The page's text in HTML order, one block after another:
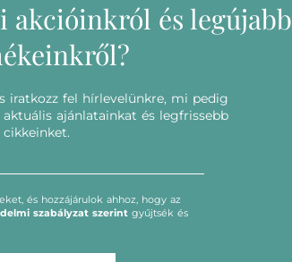
akcióinkról és legújabb
iratkozz fel hírlevelünkre, mi pedig
ajánlatainkat és legfrissebb
cikkeinket.
és hozzájárulok ahhoz, hogy az
szabályzat szerint gyűjtsék és